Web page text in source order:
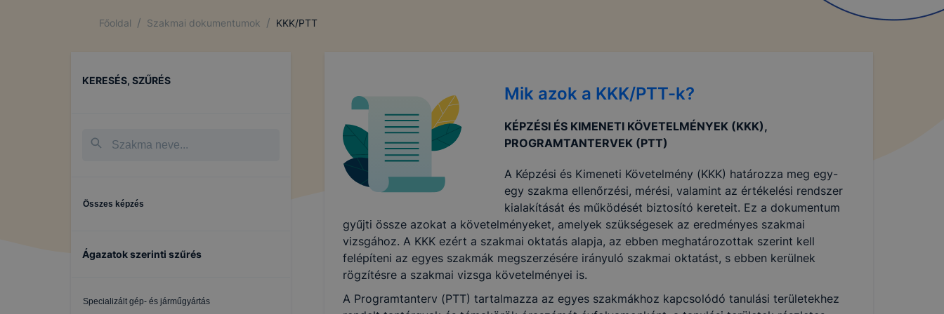
Főoldal / Szakmai dokumentumok / KKK/PTT
KERESÉS, SZŰRÉS
Összes képzés
Ágazatok szerinti szűrés
Specializált gép- és járműgyártás
Mik azok a KKK/PTT-k?
KÉPZÉSI ÉS KIMENETI KÖVETELMÉNYEK (KKK),
PROGRAMTANTERVEK (PTT)
A Képzési és Kimeneti Követelmény (KKK) határozza meg egy-
egy szakma ellenőrzési, mérési, valamint az értékelési rendszer
kialakítását és működését biztosító kereteit. Ez a dokumentum
gyűjti össze azokat a követelményeket, amelyek szükségesek az eredményes szakmai
vizsgához. A KKK ezért a szakmai oktatás alapja, az ebben meghatározottak szerint kell
felépíteni az egyes szakmák megszerzésére irányuló szakmai oktatást, s ebben kerülnek
rögzítésre a szakmai vizsga követelményei is.
A Programtanterv (PTT) tartalmazza az egyes szakmákhoz kapcsolódó tanulási területekhez